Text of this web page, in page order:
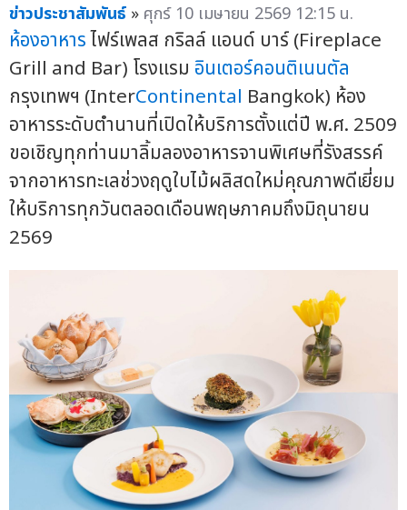
ข่าวประชาสัมพันธ์ » ศุกร์ 10 เมษายน 2569 12:15 น.
ห้องอาหารไฟร์เพลส กริลล์ แอนด์ บาร์ (Fireplace
Grill and Bar) โรงแรม อินเตอร์คอนติเนนตัล
กรุงเทพฯ (InterContinental Bangkok) ห้อง
อาหารระดับตำนานที่เปิดให้บริการตั้งแต่ปี พ.ศ. 2509
ขอเชิญทุกท่านมาลิ้มลองอาหารจานพิเศษที่รังสรรค์
จากอาหารทะเลช่วงฤดูใบไม้ผลิสดใหม่คุณภาพดีเยี่ยม
ให้บริการทุกวันตลอดเดือนพฤษภาคมถึงมิถุนายน
2569